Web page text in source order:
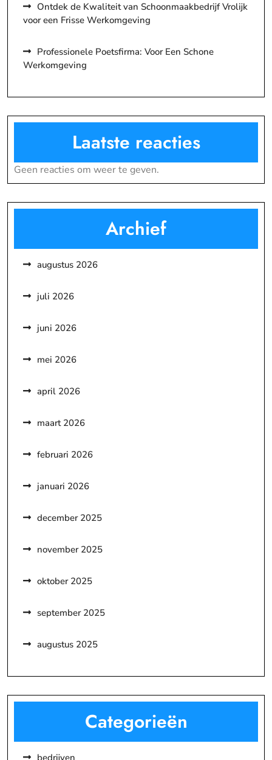
Ontdek de Kwaliteit van Schoonmaakbedrijf Vrolijk
voor een Frisse Werkomgeving
Professionele Poetsfirma: Voor Een Schone
Werkomgeving
Laatste reacties
Geen reacties om weer te geven.
Archief
augustus 2026
juli 2026
juni 2026
mei 2026
april 2026
maart 2026
februari 2026
januari 2026
december 2025
november 2025
oktober 2025
september 2025
augustus 2025
Categorieën